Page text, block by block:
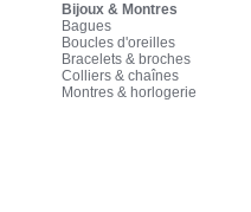
Bijoux & Montres
Bagues
Boucles d'oreilles
Bracelets & broches
Colliers & chaînes
Montres & horlogerie